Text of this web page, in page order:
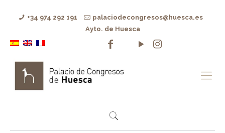
+34 974 292 191
palaciodecongresos@huesca.es
Ayto. de Huesca